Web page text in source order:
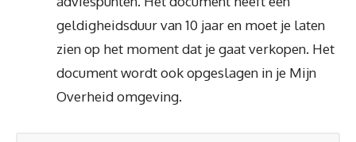
geldigheidsduur van 10 jaar en moet je laten
zien op het moment dat je gaat verkopen. Het
document wordt ook opgeslagen in je Mijn
Overheid omgeving.